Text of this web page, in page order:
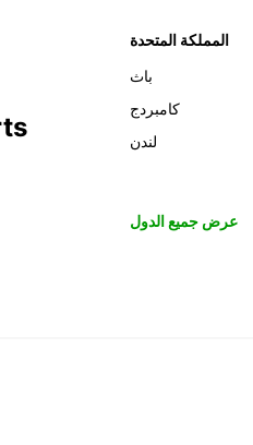
المملكة المتحدة
باث
كامبردج
لندن
عرض جميع الدول